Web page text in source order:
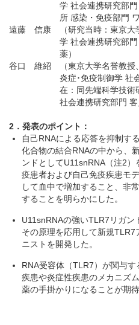
学 社会連携研究部
所 感染・免疫部門
遠藤 信康
（研究当時：東京
学 社会連携研究部
薬）
谷口 維紹
（東京大学名誉教
炎症･免疫制御学 社
在：同先端科学技術
社会連携研究部門 客
2．発表のポイント：
自己RNAによる応答を抑制す
化合物の結合RNAの中から、
ンドとしてU11snRNA（注2
疫患者および自己免疫疾患モ
して血中で増加すること、非
することを明らかにした。
U11snRNAの強いTLR7リガン
その原理を応用して新規
ニストを開発した。
RNA受容体（TLR7）が関与
疾患や炎症性疾患のメカニズ
薬の手掛かりになることが期待